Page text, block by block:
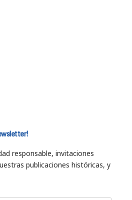
responsable, invitaciones
publicaciones históricas, y